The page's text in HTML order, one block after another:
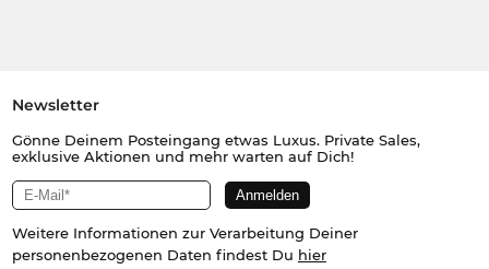
Newsletter
Gönne Deinem Posteingang etwas Luxus. Private Sales,
exklusive Aktionen und mehr warten auf Dich!
Weitere Informationen zur Verarbeitung Deiner
personenbezogenen Daten findest Du hier